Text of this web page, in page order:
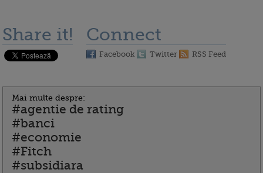
Share it! Connect
Facebook Twitter RSS Feed
Mai multe despre:
#agentie de rating
#banci
#economie
#Fitch
#subsidiara